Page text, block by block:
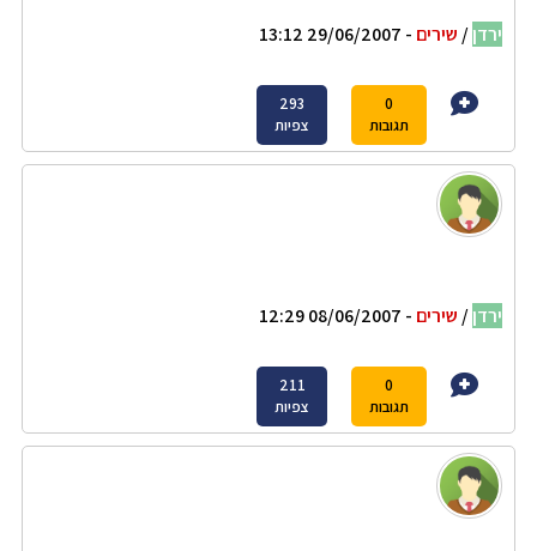
ירדן/ שירים - 29/06/2007 13:12
0
תגובות
293
צפיות
ירדן/ שירים - 08/06/2007 12:29
0
תגובות
211
צפיות